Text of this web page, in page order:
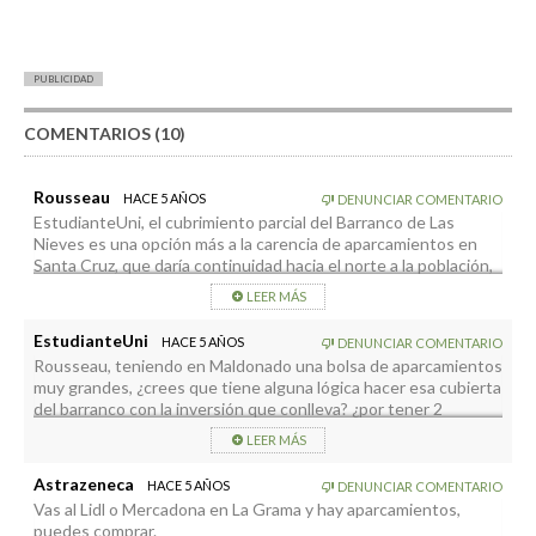
PUBLICIDAD
COMENTARIOS (10)
Rousseau HACE 5 AÑOS DENUNCIAR COMENTARIO
EstudianteUni, el cubrimiento parcial del Barranco de Las
Nieves es una opción más a la carencia de aparcamientos en
Santa Cruz, que daría continuidad hacia el norte a la población,
con los beneficios urbanísticos que eso conllevaría, como por
ejemplo la construcción de un Muelle Boutique en Maldonado,
existió en el Plan de Ordenación . Pero lo lógico sería que el
Parking de la Avda. El Puente funcionara a pleno rendimiento.
Hoy hay 120 aparcamientos en la segunda planta de esa
instalación que no se utilizan.
LEER MÁS
EstudianteUni HACE 5 AÑOS DENUNCIAR COMENTARIO
Rousseau, teniendo en Maldonado una bolsa de aparcamientos
muy grandes, ¿crees que tiene alguna lógica hacer esa cubierta
del barranco con la inversión que conlleva? ¿por tener 2
minutos caminando mas cerca los aparcamientos?
LEER MÁS
Astrazeneca HACE 5 AÑOS DENUNCIAR COMENTARIO
Vas al Lidl o Mercadona en La Grama y hay aparcamientos,
puedes comprar.